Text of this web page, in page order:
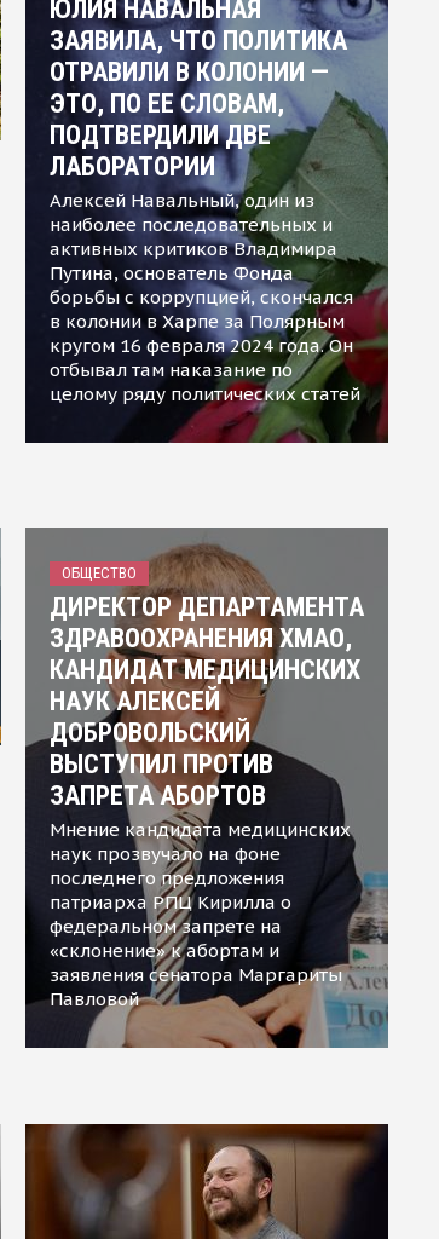
ЮЛИЯ НАВАЛЬНАЯ
ЗАЯВИЛА, ЧТО ПОЛИТИКА
ОТРАВИЛИ В КОЛОНИИ —
ЭТО, ПО ЕЕ СЛОВАМ,
ПОДТВЕРДИЛИ ДВЕ
ЛАБОРАТОРИИ
Алексей Навальный, один из
наиболее последовательных и
активных критиков Владимира
Путина, основатель Фонда
борьбы с коррупцией, скончался
в колонии в Харпе за Полярным
кругом 16 февраля 2024 года. Он
отбывал там наказание по
целому ряду политических статей
ОБЩЕСТВО
ДИРЕКТОР ДЕПАРТАМЕНТА
ЗДРАВООХРАНЕНИЯ ХМАО,
КАНДИДАТ МЕДИЦИНСКИХ
НАУК АЛЕКСЕЙ
ДОБРОВОЛЬСКИЙ
ВЫСТУПИЛ ПРОТИВ
ЗАПРЕТА АБОРТОВ
Мнение кандидата медицинских
наук прозвучало на фоне
последнего предложения
патриарха РПЦ Кирилла о
федеральном запрете на
«склонение» к абортам и
заявления сенатора Маргариты
Павловой